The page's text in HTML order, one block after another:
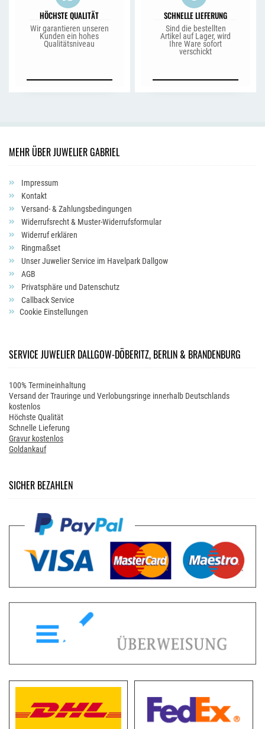
HÖCHSTE QUALITÄT
Wir garantieren unseren
Kunden ein hohes
Qualitätsniveau
SCHNELLE LIEFERUNG
Sind die bestellten
Artikel auf Lager, wird
Ihre Ware sofort
verschickt
MEHR ÜBER JUWELIER GABRIEL
Impressum
Kontakt
Versand- & Zahlungsbedingungen
Widerrufsrecht & Muster-Widerrufsformular
Widerruf erklären
Ringmaßset
Unser Juwelier Service im Havelpark Dallgow
AGB
Privatsphäre und Datenschutz
Callback Service
Cookie Einstellungen
SERVICE JUWELIER DALLGOW-DÖBERITZ, BERLIN & BRANDENBURG
100% Termineinhaltung
Versand der Trauringe und Verlobungsringe innerhalb Deutschlands
kostenlos
Höchste Qualität
Schnelle Lieferung
Gravur kostenlos
Goldankauf
SICHER BEZAHLEN